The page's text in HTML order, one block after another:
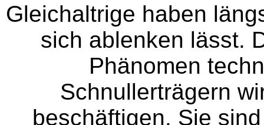
Gleichaltrige haben
sich ablenken lässt.
Phänomen
Schnullerträgern
beschäftigen. Sie